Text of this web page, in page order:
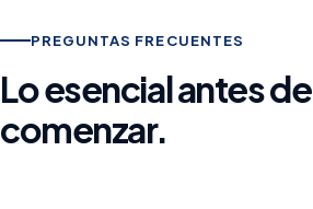
PREGUNTAS FRECUENTES
Lo esencial antes de
comenzar.